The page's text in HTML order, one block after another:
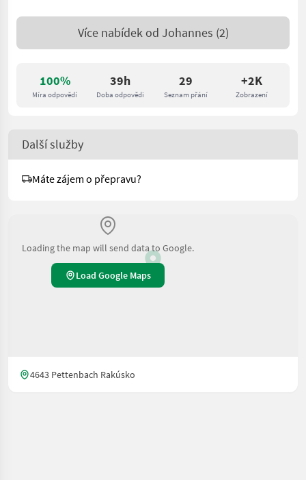
100%
Míra odpovědí
39h
Doba odpovědi
29
Seznam přání
+2K
Zobrazení
Více nabídek od Johannes (2)
Další služby
Máte zájem o přepravu?
Loading the map will send data to Google.
Load Google Maps
4643 Pettenbach Rakúsko